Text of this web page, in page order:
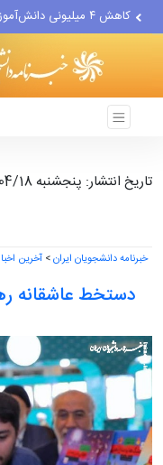
کاهش ۴ میلیونی دانش‌آموزان...
هشدار تخلیه برای ۲۰ هزار...
قیمت خودرو همچنان در
تاریخ انتشار: پنجشنبه 1405/04/18 - 02:17
خبرنامه دانشجویان ایران> آخرین
دستخط عاشقانه